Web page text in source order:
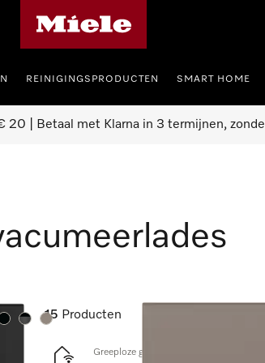
REINIGINGSPRODUCTEN SMART HOME
20 | Betaal met Klarna in 3 termijnen,
15 Producten
Kleur:Kleur:
Greeploze gourmet-warmhoudlade 14